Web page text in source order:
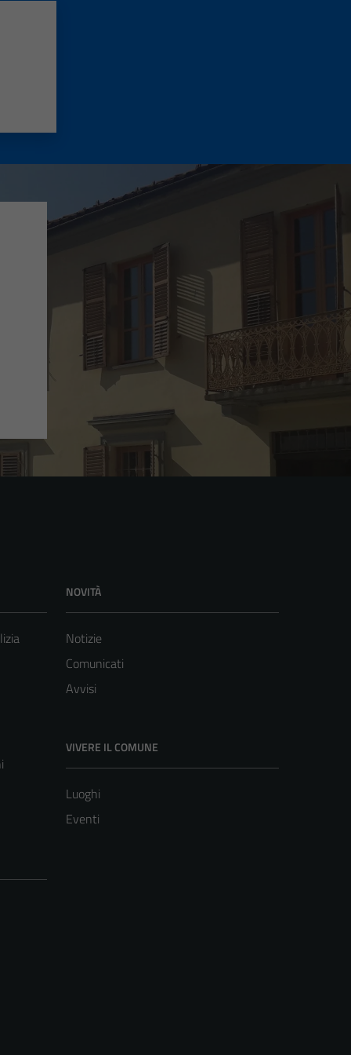
NOVITÀ
Notizie
Comunicati
Avvisi
VIVERE IL COMUNE
Luoghi
Eventi